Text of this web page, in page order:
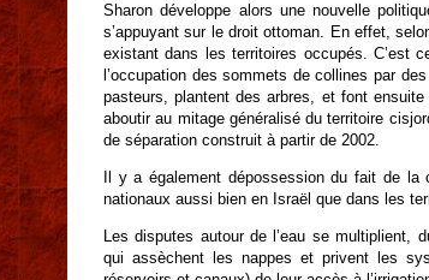
Sharon développe alors une nouvelle
s’appuyant sur le droit ottoman. En effet,
existant dans les territoires occupés. C’est
l’occupation des sommets de collines par
pasteurs, plantent des arbres, et font
aboutir au mitage généralisé du territoire
de séparation construit à partir de 2002.
Il y a également dépossession du fait de
nationaux aussi bien en Israël que dans les
Les disputes autour de l’eau se multiplient,
qui assèchent les nappes et privent les